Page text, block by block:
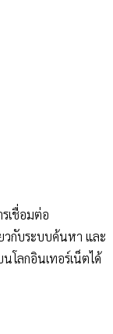
เชื่อมต่อ
วกับระบบค้นหา และ
โลกอินเทอร์เน็ตได้